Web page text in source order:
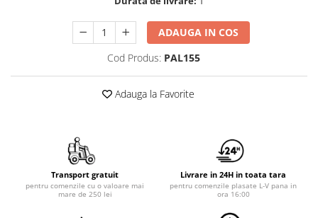
ADAUGA IN COS
Cod Produs: PAL155
Adauga la Favorite
Transport gratuit
pentru comenzile cu o valoare mai
mare de 250 lei
Livrare in 24H in toata tara
pentru comenzile plasate L-V pana in
ora 16:00